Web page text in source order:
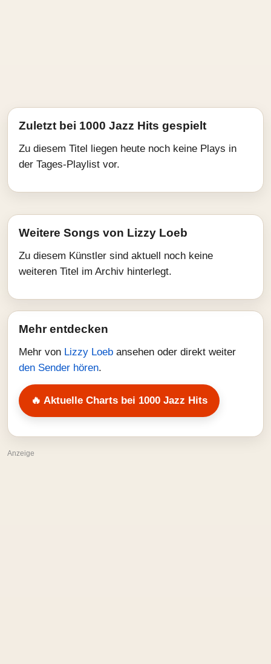
Zuletzt bei 1000 Jazz Hits gespielt
Zu diesem Titel liegen heute noch keine Plays in
der Tages-Playlist vor.
Weitere Songs von Lizzy Loeb
Zu diesem Künstler sind aktuell noch keine
weiteren Titel im Archiv hinterlegt.
Mehr entdecken
Mehr von Lizzy Loeb ansehen oder direkt weiter
den Sender hören.
🔥 Aktuelle Charts bei 1000 Jazz Hits
Anzeige